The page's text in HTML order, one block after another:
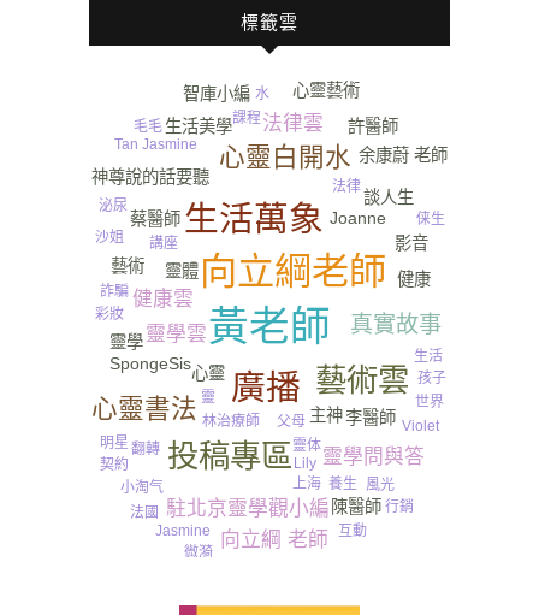
標籤雲
黃老師
向立綱老師
廣播
生活萬象
投稿專區
藝術雲
心靈白開水
心靈書法
真實故事
健康雲
靈學問與答
駐北京靈學觀小編
靈學雲
向立綱 老師
法律雲
心靈
李醫師
靈體
Joanne
神尊說的話要聽
靈學
蔡醫師
SpongeSis
主神
影音
談人生
生活美學
健康
陳醫師
余康蔚 老師
藝術
許醫師
智庫小編 心靈藝術
林治療師
養生
Tan Jasmine
上海
Lily
翻轉
沙姐 講座
風光
生活
法律
小淘气
父母
課程
世界
互動
孩子
彩妝
明星
微漪
俫生
法國
詐騙
靈
Violet
契約
泌尿
靈体
毛毛
行銷
Jasmine
水